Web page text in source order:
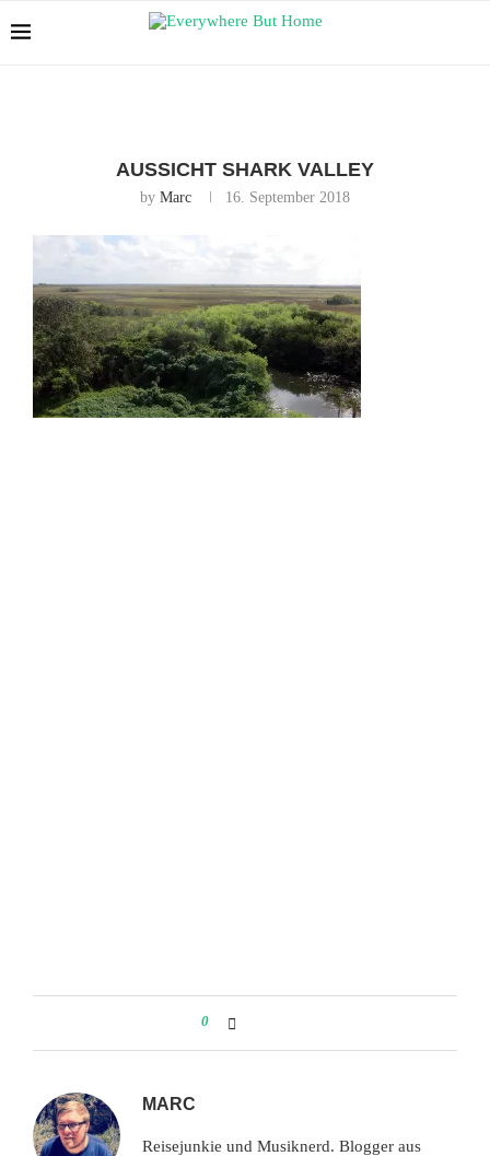
AUSSICHT SHARK VALLEY
by Marc 16. September 2018
0
MARC
Reisejunkie und Musiknerd. Blogger aus